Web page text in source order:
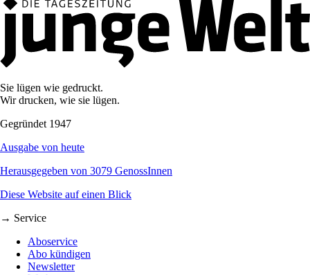
Sie lügen wie gedruckt.
Wir drucken, wie sie lügen.
Gegründet 1947
Ausgabe von heute
Herausgegeben von 3079 GenossInnen
Diese Website auf einen Blick
→ Service
Aboservice
Abo kündigen
Newsletter